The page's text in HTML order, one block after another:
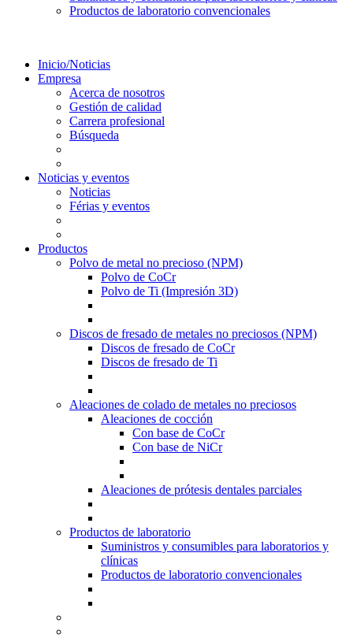
Productos de laboratorio convencionales
Inicio/Noticias
Empresa
Acerca de nosotros
Gestión de calidad
Carrera profesional
Búsqueda
Noticias y eventos
Noticias
Férias y eventos
Productos
Polvo de metal no precioso (NPM)
Polvo de CoCr
Polvo de Ti (Impresión 3D)
Discos de fresado de metales no preciosos (NPM)
Discos de fresado de CoCr
Discos de fresado de Ti
Aleaciones de colado de metales no preciosos
Aleaciones de cocción
Con base de CoCr
Con base de NiCr
Aleaciones de prótesis dentales parciales
Productos de laboratorio
Suministros y consumibles para laboratorios y
clínicas
Productos de laboratorio convencionales